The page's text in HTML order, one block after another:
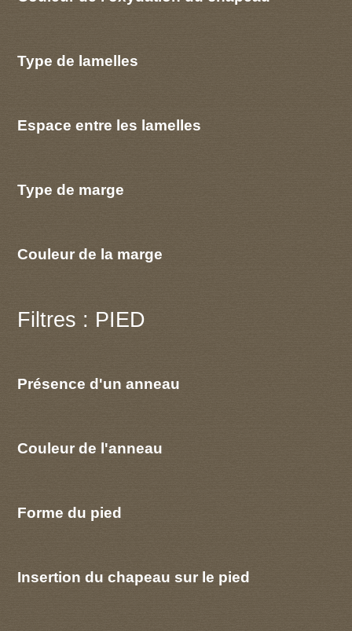
Type de lamelles
Espace entre les lamelles
Type de marge
Couleur de la marge
Filtres : PIED
Présence d'un anneau
Couleur de l'anneau
Forme du pied
Insertion du chapeau sur le pied